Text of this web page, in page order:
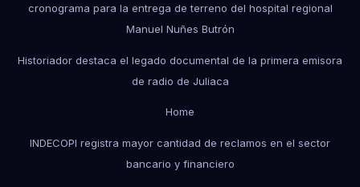
cronograma para la entrega de terreno del hospital regional
Manuel Nuñes Butrón
Historiador destaca el legado documental de la primera emisora
de radio de Juliaca
Home
INDECOPI registra mayor cantidad de reclamos en el sector
bancario y financiero